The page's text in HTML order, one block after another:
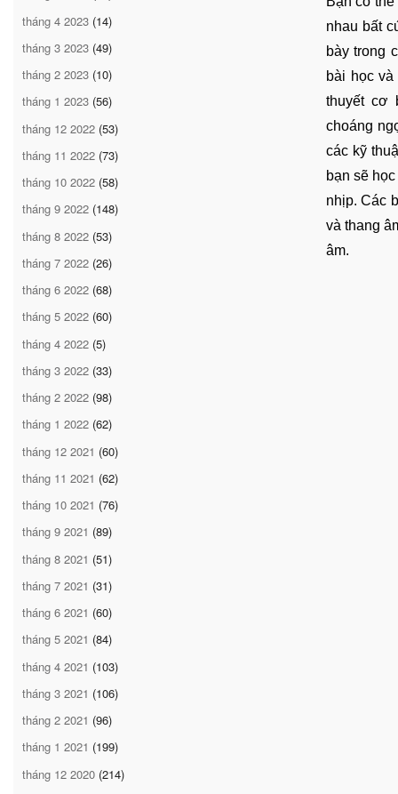
tháng 4 2023 (14)
tháng 3 2023 (49)
tháng 2 2023 (10)
tháng 1 2023 (56)
tháng 12 2022 (53)
tháng 11 2022 (73)
tháng 10 2022 (58)
tháng 9 2022 (148)
tháng 8 2022 (53)
tháng 7 2022 (26)
tháng 6 2022 (68)
tháng 5 2022 (60)
tháng 4 2022 (5)
tháng 3 2022 (33)
tháng 2 2022 (98)
tháng 1 2022 (62)
tháng 12 2021 (60)
tháng 11 2021 (62)
tháng 10 2021 (76)
tháng 9 2021 (89)
tháng 8 2021 (51)
tháng 7 2021 (31)
tháng 6 2021 (60)
tháng 5 2021 (84)
tháng 4 2021 (103)
tháng 3 2021 (106)
tháng 2 2021 (96)
tháng 1 2021 (199)
tháng 12 2020 (214)
nhau bất
bày trong
bài học
thuyết cơ
choáng
các kỹ
bạn sẽ
nhịp. Các
và thang
âm.